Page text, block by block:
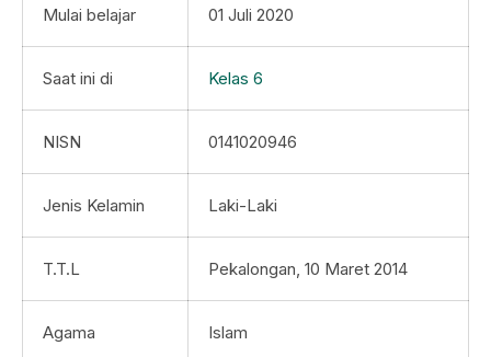
Mulai belajar 01 Juli 2020
Saat ini di Kelas 6
NISN 0141020946
Jenis Kelamin Laki-Laki
T.T.L Pekalongan, 10 Maret 2014
Agama Islam